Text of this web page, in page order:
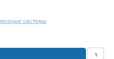
системы